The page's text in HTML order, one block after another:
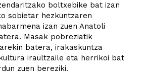
boltxebike bat izan
sobietar hezkuntzaren
izan zuen Anatoli
Masak pobreziatik
batera, irakaskuntza
iraultzaile eta herrikoi bat
zuen bereziki.